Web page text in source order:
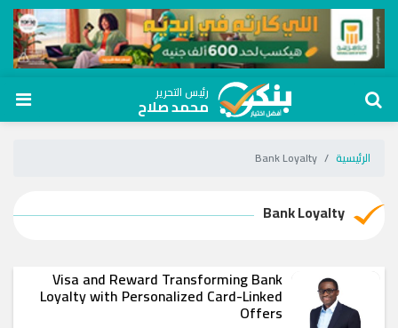
رئيس التحرير
محمد صلاح
الرئيسية Bank Loyalty
Bank Loyalty
Visa and Reward Transforming Bank
Loyalty with Personalized Card-Linked
Offers